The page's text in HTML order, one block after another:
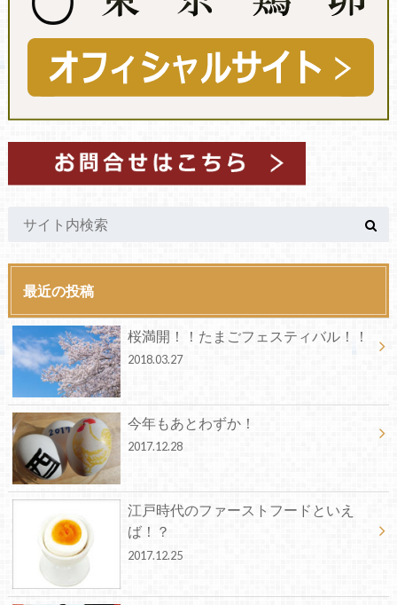
最近の投稿
桜満開！！たまごフェスティバル！！
2018.03.27
今年もあとわずか！
2017.12.28
江戸時代のファーストフードといえ
ば！？
2017.12.25